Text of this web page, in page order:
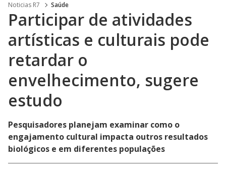
Noticias R7 Saúde
Participar de atividades
artísticas e culturais pode
retardar o
envelhecimento, sugere
estudo
Pesquisadores planejam examinar como o
engajamento cultural impacta outros resultados
biológicos e em diferentes populações